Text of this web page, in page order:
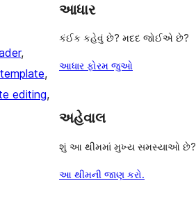
editing
આધાર
કંઈક કહેવું છે? મદદ જોઈએ છે?
આધાર ફોરમ જુઓ
અહેવાલ
શું આ થીમમાં મુખ્ય સમસ્યાઓ છે?
આ થીમની જાણ કરો.